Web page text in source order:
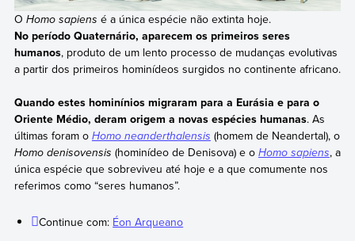
O Homo sapiens é a única espécie não extinta hoje.
No período Quaternário, aparecem os primeiros seres
humanos, produto de um lento processo de mudanças evolutivas
a partir dos primeiros hominídeos surgidos no continente africano.
Quando estes hominínios migraram para a Eurásia e para o
Oriente Médio, deram origem a novas espécies humanas. As
últimas foram o Homo neanderthalensis (homem de Neandertal), o
Homo denisovensis (hominídeo de Denisova) e o Homo sapiens, a
única espécie que sobreviveu até hoje e a que comumente nos
referimos como “seres humanos”.
Continue com: Éon Arqueano